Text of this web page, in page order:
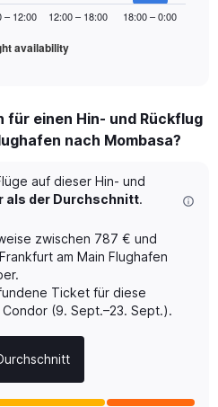
availability
– 12:00 12:00 – 18:00 18:00 – 0:00
für einen Hin- und Rückflug
nach Mombasa?
auf dieser Hin- und
als der Durchschnitt.
zwischen 787 € und
am Main Flughafen
Ticket für diese
(9. Sept.–23. Sept.).